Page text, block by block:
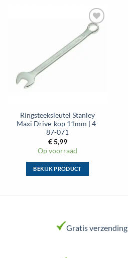
gekozen
worden
Ringsteeksleutel Stanley
Maxi Drive-kop 11mm | 4-
87-071
€5,99
Op voorraad
BEKIJK PRODUCT
variaties.
Deze
Gratis